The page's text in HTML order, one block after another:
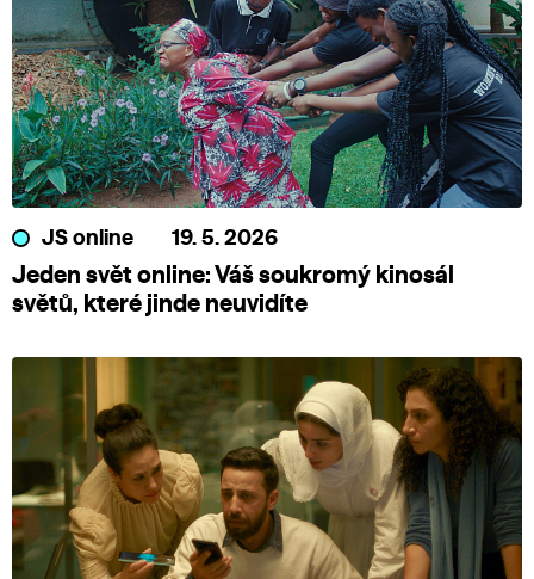
JS online 19. 5. 2026
Jeden svět online: Váš soukromý kinosál
světů, které jinde neuvidíte